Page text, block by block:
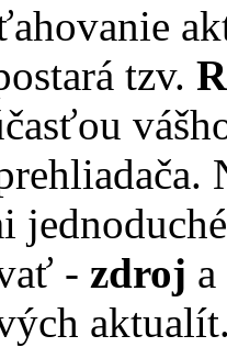
tzv.
- zdroj